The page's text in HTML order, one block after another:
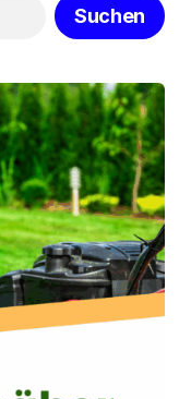
Suchen